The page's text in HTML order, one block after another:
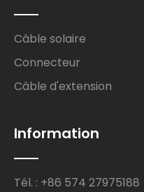
Câble solaire
Connecteur
Câble d'extension
Information
Tél. : +86 574 27975188